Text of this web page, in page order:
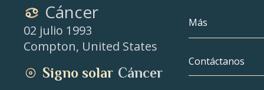
Tauro
Cáncer
Famosos
Más
Contáctanos
Cáncer
02 julio 1993
Compton, United States
Signo solar Cáncer